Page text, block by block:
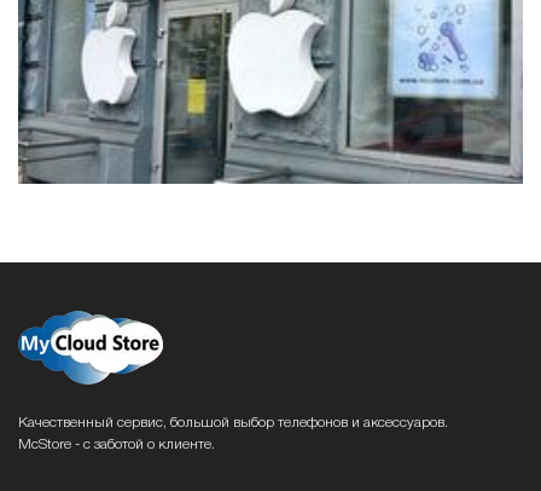
Качественный сервис, большой выбор телефонов и аксессуаров.
McStore - с заботой о клиенте.